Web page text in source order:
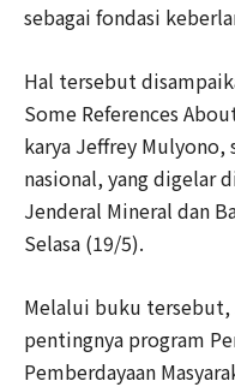
sebagai fondasi
Hal tersebut
Some References
karya Jeffrey
nasional, yang digelar
Jenderal Mineral dan
Selasa (19/5).
Melalui buku tersebut,
pentingnya program
Pemberdayaan